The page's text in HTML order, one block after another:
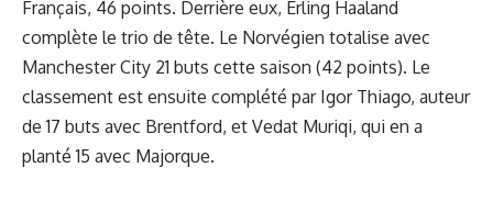
Français, 46 points. Derrière eux, Erling Haaland
complète le trio de tête. Le Norvégien totalise avec
Manchester City 21 buts cette saison (42 points). Le
classement est ensuite complété par Igor Thiago, auteur
de 17 buts avec Brentford, et Vedat Muriqi, qui en a
planté 15 avec Majorque.